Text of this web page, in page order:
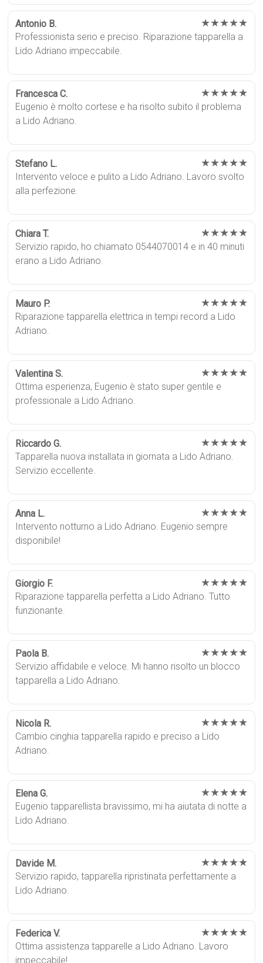
Antonio B. ★★★★★
Professionista serio e preciso. Riparazione tapparella a
Lido Adriano impeccabile.
Francesca C. ★★★★★
Eugenio è molto cortese e ha risolto subito il problema
a Lido Adriano.
Stefano L. ★★★★★
Intervento veloce e pulito a Lido Adriano. Lavoro svolto
alla perfezione.
Chiara T. ★★★★★
Servizio rapido, ho chiamato 0544070014 e in 40 minuti
erano a Lido Adriano.
Mauro P. ★★★★★
Riparazione tapparella elettrica in tempi record a Lido
Adriano.
Valentina S. ★★★★★
Ottima esperienza, Eugenio è stato super gentile e
professionale a Lido Adriano.
Riccardo G. ★★★★★
Tapparella nuova installata in giornata a Lido Adriano.
Servizio eccellente.
Anna L. ★★★★★
Intervento notturno a Lido Adriano. Eugenio sempre
disponibile!
Giorgio F. ★★★★★
Riparazione tapparella perfetta a Lido Adriano. Tutto
funzionante.
Paola B. ★★★★★
Servizio affidabile e veloce. Mi hanno risolto un blocco
tapparella a Lido Adriano.
Nicola R. ★★★★★
Cambio cinghia tapparella rapido e preciso a Lido
Adriano.
Elena G. ★★★★★
Eugenio tapparellista bravissimo, mi ha aiutata di notte a
Lido Adriano.
Davide M. ★★★★★
Servizio rapido, tapparella ripristinata perfettamente a
Lido Adriano.
Federica V. ★★★★★
Ottima assistenza tapparelle a Lido Adriano. Lavoro
impeccabile!